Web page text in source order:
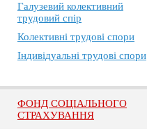
Галузевий колективний
трудовий спір
Колективні трудові спори
Індивідуальні трудові спори
ФОНД СОЦІАЛЬНОГО
СТРАХУВАННЯ